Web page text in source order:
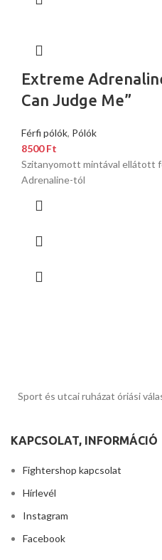
Extreme
Can Judge Me”
Férfi pólók, Pólók
8500Ft
Szitanyomott mintával ellátott
Adrenaline-tól
Sport és utcai ruházat óriási
KAPCSOLAT, INFORMÁCIÓ
Fightershop kapcsolat
Hírlevél
Instagram
Facebook